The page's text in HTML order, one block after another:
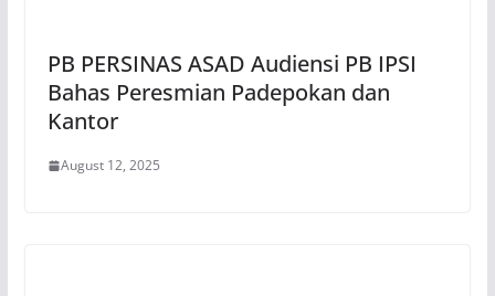
PB PERSINAS ASAD Audiensi PB IPSI
Bahas Peresmian Padepokan dan
Kantor
August 12, 2025